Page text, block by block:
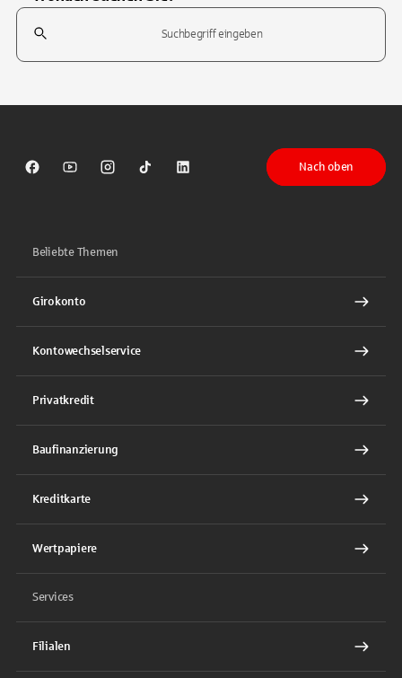
Suchfeld
Sparkasse auf Facebook
Sparkasse auf Youtube
Sparkasse auf Instagram
Sparkasse auf TikTok
Sparkasse auf LinkedIn
Nach oben
Beliebte Themen
Girokonto
Kontowechselservice
Privatkredit
Baufinanzierung
Kreditkarte
Wertpapiere
Services
Filialen